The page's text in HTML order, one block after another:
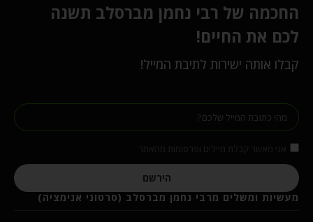
החכמה של רבי נחמן מברסלב תשנה
לכם את החיים!
קבלו אותה ישירות לתיבת המייל!
הירשם
מעשיות ומשלים מרבי נחמן מברסלב (סרטוני אנימציה)